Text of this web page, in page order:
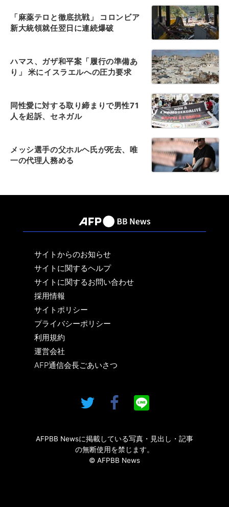
「麻薬テロと徹底抗戦」 コロンビア
新大統領就任翌日に連続爆破
ハマス、ガザ和平案「履行の準備あ
り」 米にイスラエルへの圧力要求
同性愛に対する取り締まりで男性71
人を起訴、セネガル
メッシ選手の父ホルヘ氏が死去、唯
一の代理人務める
サイトからのお知らせ
サイトに関するヘルプ
サイトに関するお問い合わせ
採用情報
サイトポリシー
プライバシーポリシー
利用規約
運営会社
AFP通信会長ごあいさつ
AFPBB Newsに掲載している写真・見出し・記事
の無断使用を禁じます。
© AFPBB News